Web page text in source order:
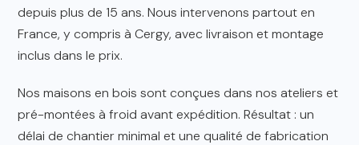
depuis plus de 15 ans. Nous intervenons partout en
France, y compris à Cergy, avec livraison et montage
inclus dans le prix.
Nos maisons en bois sont conçues dans nos ateliers et
pré-montées à froid avant expédition. Résultat : un
délai de chantier minimal et une qualité de fabrication